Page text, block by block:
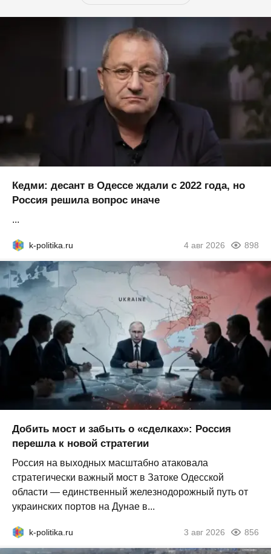
Кедми: десант в Одессе ждали с 2022 года, но
Россия решила вопрос иначе
...
k-politika.ru 4 авг 2026 898
Добить мост и забыть о «сделках»: Россия
перешла к новой стратегии
Россия на выходных масштабно атаковала
стратегически важный мост в Затоке Одесской
области — единственный железнодорожный путь от
украинских портов на Дунае в...
k-politika.ru 3 авг 2026 856